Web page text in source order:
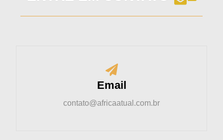
Email
contato@africaatual.com.br